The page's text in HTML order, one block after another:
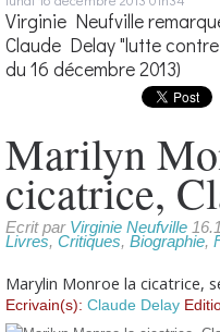
Virginie Neufville
Claude Delay "lutte
du 16 décembre 2013)
Marilyn
cicatrice,
Ecrit par Virginie Neufville
Livres, Critiques, Biographie,
Marylin Monroe la cicatrice,
Ecrivain(s): Claude Delay